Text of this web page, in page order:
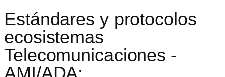
Estándares y protocolos
ecosistemas
Telecomunicaciones -